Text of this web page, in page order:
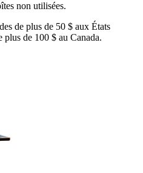
non utilisées.
de plus de 50 $ aux États
plus de 100 $ au Canada.